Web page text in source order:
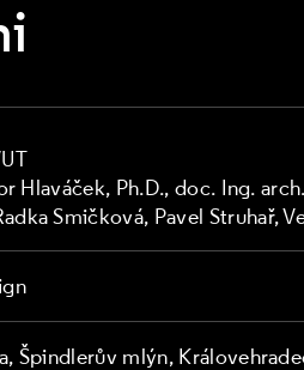
Hlaváček, Ph.D., doc. Ing.
Smičková, Pavel Struhař,
Špindlerův mlýn,